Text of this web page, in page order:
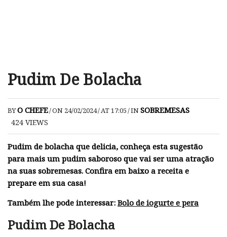
Pudim De Bolacha
BYO CHEFE/ON 24/02/2024/AT 17:05/INSOBREMESAS
424 VIEWS
Pudim de bolacha que delicia, conheça esta sugestão
para mais um pudim saboroso que vai ser uma atração
na suas sobremesas. Confira em baixo a receita e
prepare em sua casa!
Também lhe pode interessar: Bolo de iogurte e pera
Pudim De Bolacha